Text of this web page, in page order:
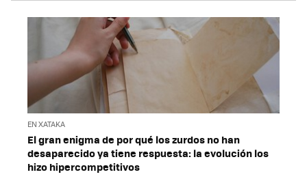
EN XATAKA
El gran enigma de por qué los zurdos no han
desaparecido ya tiene respuesta: la evolución los
hizo hipercompetitivos